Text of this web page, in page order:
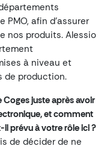
afin d’assurer
nos produits. Alessio
à niveau et
de production.
juste après avoir
et comment
prévu à votre rôle ici ?
de décider de ne